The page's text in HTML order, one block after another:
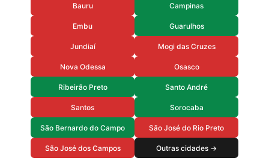
Bauru Campinas
Embu Guarulhos
Jundiaí Mogi das Cruzes
Nova Odessa Osasco
Ribeirão Preto Santo André
Santos Sorocaba
São Bernardo do Campo São José do Rio Preto
São José dos Campos Outras cidades →